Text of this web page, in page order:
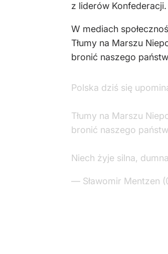
z liderów Konfederacji.
W mediach
Tłumy na Marszu
bronić naszego
Polska dziś się
Tłumy na Marszu
bronić naszego
Niech żyje silna,
— Sławomir Mentzen